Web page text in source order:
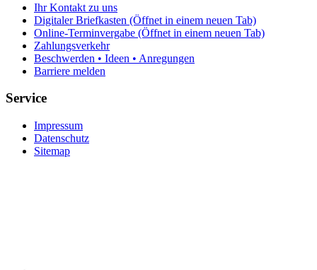
Ihr Kontakt zu uns
Digitaler Briefkasten (Öffnet in einem neuen Tab)
Online-Terminvergabe (Öffnet in einem neuen Tab)
Zahlungsverkehr
Beschwerden • Ideen • Anregungen
Barriere melden
Service
Impressum
Datenschutz
Sitemap